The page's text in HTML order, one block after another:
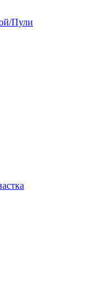
Пули